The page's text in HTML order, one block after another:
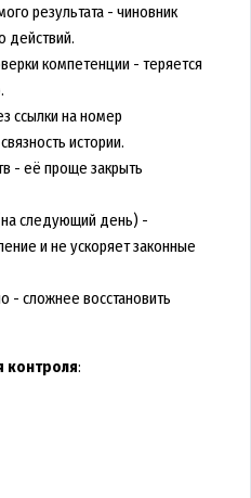
результата - чиновник
действий.
компетенции - теряется
ссылки на номер
истории.
- её проще закрыть
следующий день) -
и не ускоряет законные
- сложнее восстановить
контроля: